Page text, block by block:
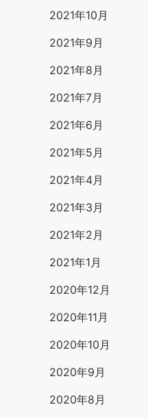
2021年10月
2021年9月
2021年8月
2021年7月
2021年6月
2021年5月
2021年4月
2021年3月
2021年2月
2021年1月
2020年12月
2020年11月
2020年10月
2020年9月
2020年8月